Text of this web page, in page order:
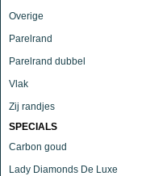
Overige
Parelrand
Parelrand dubbel
Vlak
Zij randjes
SPECIALS
Carbon goud
Lady Diamonds De Luxe